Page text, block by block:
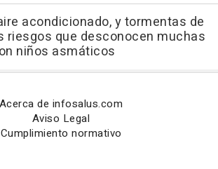
acondicionado, y tormentas de
riesgos que desconocen muchas
niños asmáticos
Acerca de infosalus.com
Aviso Legal
Cumplimiento normativo